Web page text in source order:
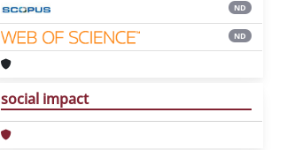
ND
ND
social impact